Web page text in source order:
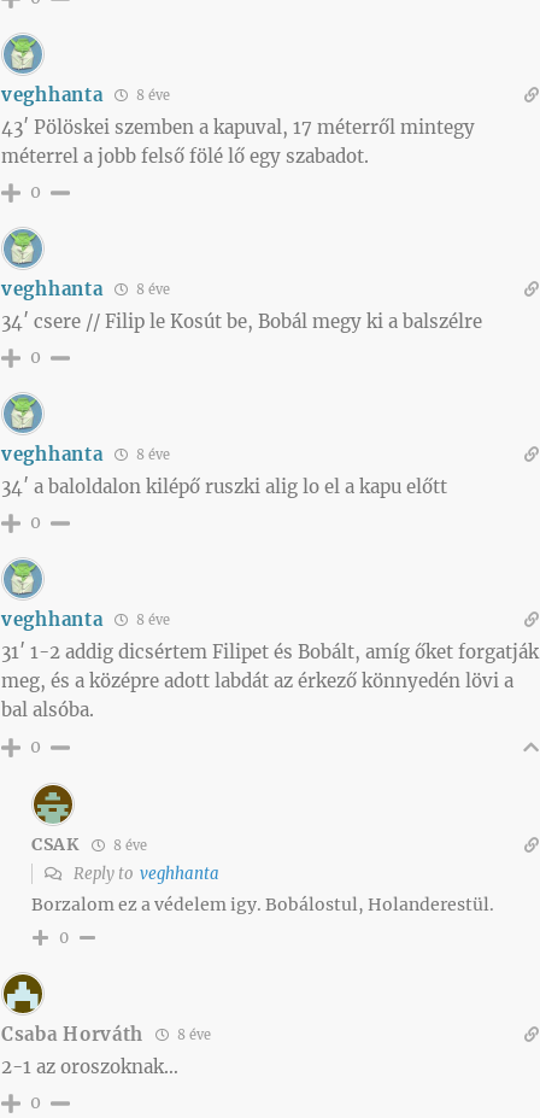
veghhanta 8 éve
43′ Pölöskei szemben a kapuval, 17 méterről mintegy
méterrel a jobb felső fölé lő egy szabadot.
0
veghhanta 8 éve
34′ csere // Filip le Kosút be, Bobál megy ki a balszélre
0
veghhanta 8 éve
34′ a baloldalon kilépő ruszki alig lo el a kapu előtt
0
veghhanta 8 éve
31′ 1-2 addig dicsértem Filipet és Bobált, amíg őket forgatják
meg, és a középre adott labdát az érkező könnyedén lövi a
bal alsóba.
0
CSAK 8 éve
Reply to veghhanta
Borzalom ez a védelem igy. Bobálostul, Holanderestül.
0
Csaba Horváth 8 éve
2-1 az oroszoknak…
0